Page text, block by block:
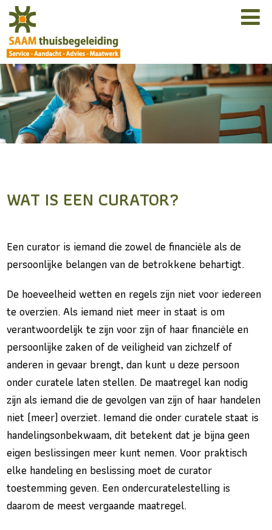
WAT IS EEN CURATOR?
Een curator is iemand die zowel de financiële als de
persoonlijke belangen van de betrokkene behartigt.
De hoeveelheid wetten en regels zijn niet voor iedereen
te overzien. Als iemand niet meer in staat is om
verantwoordelijk te zijn voor zijn of haar financiële en
persoonlijke zaken of de veiligheid van zichzelf of
anderen in gevaar brengt, dan kunt u deze persoon
onder curatele laten stellen. De maatregel kan nodig
zijn als iemand die de gevolgen van zijn of haar handelen
niet (meer) overziet. Iemand die onder curatele staat is
handelingsonbekwaam, dit betekent dat je bijna geen
eigen beslissingen meer kunt nemen. Voor praktisch
elke handeling en beslissing moet de curator
toestemming geven. Een ondercuratelestelling is
daarom de meest vergaande maatregel.